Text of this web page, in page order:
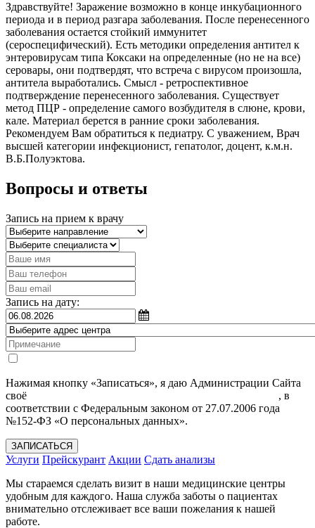
Здравствуйте! Заражение возможно в конце инкубационного
периода и в период разгара заболевания. После перенесенного
заболевания остается стойкий иммунитет
(сероспецифический). Есть методики определения антител к
энтеровирусам типа Коксаки на определенные (но не на все)
серовары, они подтвердят, что встреча с вирусом произошла,
антитела выработались. Смысл - ретроспективное
подтверждение перенесенного заболевания. Существует
метод ПЦР - определение самого возбудителя в слюне, крови,
кале. Материал берется в ранние сроки заболевания.
Рекомендуем Вам обратиться к педиатру. С уважением, Врач
высшей категории инфекционист, гепатолог, доцент, к.м.н.
В.Б.Полуэктова.
Вопросы и ответы
Запись на прием к врачу
Запись на дату:
Нажимая кнопку «Записаться», я даю Администрации Сайта
своё
, в
соответствии с Федеральным законом от 27.07.2006 года
№152-ФЗ «О персональных данных».
ЗАПИСАТЬСЯ
Услуги Прейскурант Акции Сдать анализы
Мы стараемся сделать визит в наши медицинские центры
удобным для каждого. Наша служба заботы о пациентах
внимательно отслеживает все ваши пожелания к нашей
работе.